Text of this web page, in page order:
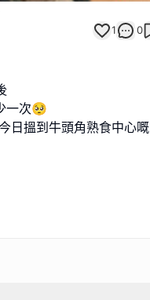
1 0
一次🥺
日搵到牛頭角熟食中心嘅